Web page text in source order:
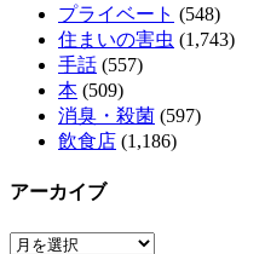
プライベート (548)
住まいの害虫 (1,743)
手話 (557)
本 (509)
消臭・殺菌 (597)
飲食店 (1,186)
アーカイブ
ア